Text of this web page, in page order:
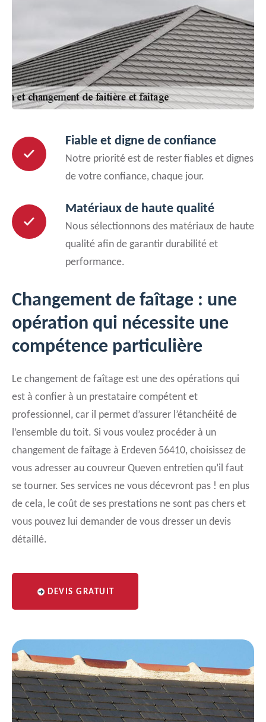
Fiable et digne de confiance
Notre priorité est de rester fiables et dignes
de votre confiance, chaque jour.
Matériaux de haute qualité
Nous sélectionnons des matériaux de haute
qualité afin de garantir durabilité et
performance.
Changement de faîtage : une
opération qui nécessite une
compétence particulière
Le changement de faîtage est une des opérations qui
est à confier à un prestataire compétent et
professionnel, car il permet d’assurer l’étanchéité de
l’ensemble du toit. Si vous voulez procéder à un
changement de faîtage à Erdeven 56410, choisissez de
vous adresser au couvreur Queven entretien qu’il faut
se tourner. Ses services ne vous décevront pas ! en plus
de cela, le coût de ses prestations ne sont pas chers et
vous pouvez lui demander de vous dresser un devis
détaillé.
DEVIS GRATUIT